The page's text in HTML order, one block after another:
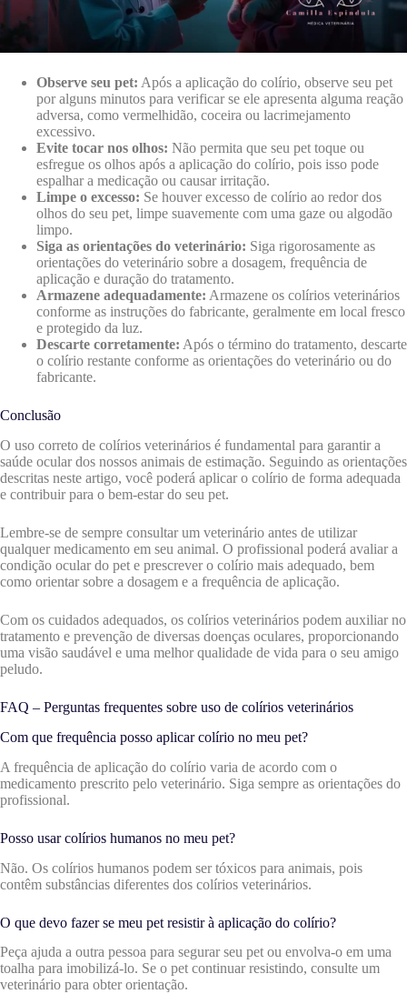
Observe seu pet: Após a aplicação do colírio, observe seu pet
por alguns minutos para verificar se ele apresenta alguma reação
adversa, como vermelhidão, coceira ou lacrimejamento
excessivo.
Evite tocar nos olhos: Não permita que seu pet toque ou
esfregue os olhos após a aplicação do colírio, pois isso pode
espalhar a medicação ou causar irritação.
Limpe o excesso: Se houver excesso de colírio ao redor dos
olhos do seu pet, limpe suavemente com uma gaze ou algodão
limpo.
Siga as orientações do veterinário: Siga rigorosamente as
orientações do veterinário sobre a dosagem, frequência de
aplicação e duração do tratamento.
Armazene adequadamente: Armazene os colírios veterinários
conforme as instruções do fabricante, geralmente em local fresco
e protegido da luz.
Descarte corretamente: Após o término do tratamento, descarte
o colírio restante conforme as orientações do veterinário ou do
fabricante.
Conclusão
O uso correto de colírios veterinários é fundamental para garantir a
saúde ocular dos nossos animais de estimação. Seguindo as orientações
descritas neste artigo, você poderá aplicar o colírio de forma adequada
e contribuir para o bem-estar do seu pet.
Lembre-se de sempre consultar um veterinário antes de utilizar
qualquer medicamento em seu animal. O profissional poderá avaliar a
condição ocular do pet e prescrever o colírio mais adequado, bem
como orientar sobre a dosagem e a frequência de aplicação.
Com os cuidados adequados, os colírios veterinários podem auxiliar no
tratamento e prevenção de diversas doenças oculares, proporcionando
uma visão saudável e uma melhor qualidade de vida para o seu amigo
peludo.
FAQ – Perguntas frequentes sobre uso de colírios veterinários
Com que frequência posso aplicar colírio no meu pet?
A frequência de aplicação do colírio varia de acordo com o
medicamento prescrito pelo veterinário. Siga sempre as orientações do
profissional.
Posso usar colírios humanos no meu pet?
Não. Os colírios humanos podem ser tóxicos para animais, pois
contêm substâncias diferentes dos colírios veterinários.
O que devo fazer se meu pet resistir à aplicação do colírio?
Peça ajuda a outra pessoa para segurar seu pet ou envolva-o em uma
toalha para imobilizá-lo. Se o pet continuar resistindo, consulte um
veterinário para obter orientação.